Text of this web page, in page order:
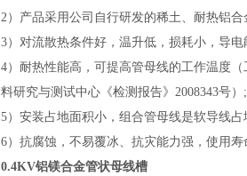
2）产品采用公司自行研发的稀土、耐热铝
3）对流散热条件好，温升低，损耗小，导
4）耐热性能高，可提高管母线的工作温度
料研究与测试中心《检测报告》2008343号）;
5）安装占地面积小，组合管母线是软导线占
6）抗腐蚀，不易覆冰、抗灾能力强，使用寿
0.4KV铝镁合金管状母线槽